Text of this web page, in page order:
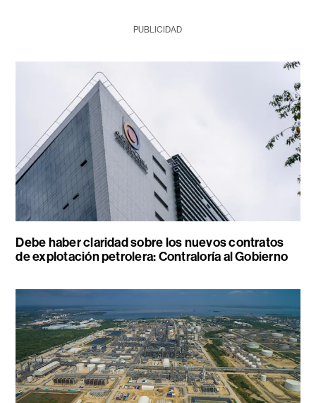
PUBLICIDAD
Debe haber claridad sobre los nuevos contratos
de explotación petrolera: Contraloría al Gobierno